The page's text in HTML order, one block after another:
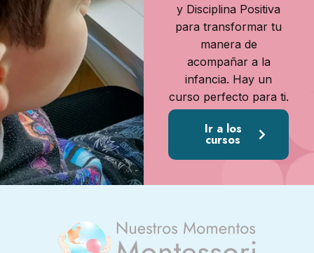
y Disciplina Positiva
para transformar tu
manera de
acompañar a la
infancia. Hay un
curso perfecto para ti.
Ir a los
cursos